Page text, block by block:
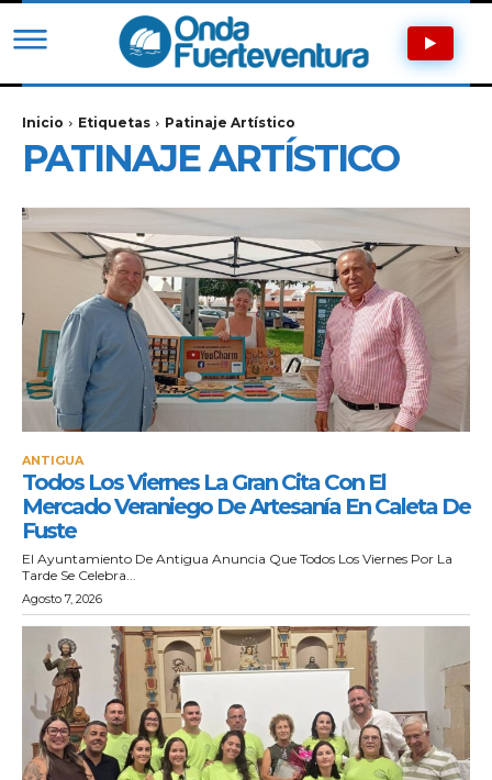
Inicio Etiquetas Patinaje Artístico
PATINAJE ARTÍSTICO
ANTIGUA
Todos Los Viernes La Gran Cita Con El
Mercado Veraniego De Artesanía En Caleta De
Fuste
El Ayuntamiento De Antigua Anuncia Que Todos Los Viernes Por La
Tarde Se Celebra...
Agosto 7, 2026